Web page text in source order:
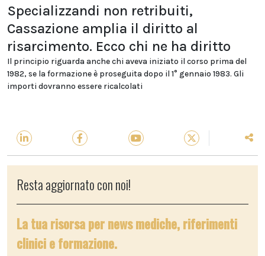
Specializzandi non retribuiti,
Cassazione amplia il diritto al
risarcimento. Ecco chi ne ha diritto
Il principio riguarda anche chi aveva iniziato il corso prima del
1982, se la formazione è proseguita dopo il 1° gennaio 1983. Gli
importi dovranno essere ricalcolati
Resta aggiornato con noi!
La tua risorsa per news mediche, riferimenti
clinici e formazione.